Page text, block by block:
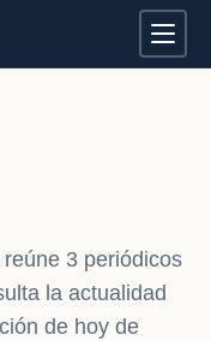
3 periódicos
la actualidad
de hoy de